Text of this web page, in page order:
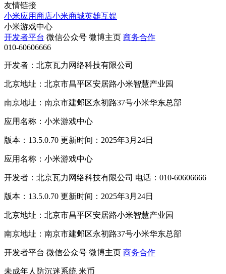
友情链接
小米应用商店小米商城英雄互娱
小米游戏中心
开发者平台 微信公众号 微博主页 商务合作
010-60606666
开发者：北京瓦力网络科技有限公司
北京地址：北京市昌平区安居路小米智慧产业园
南京地址：南京市建邺区永初路37号小米华东总部
应用名称：小米游戏中心
版本：13.5.0.70 更新时间：2025年3月24日
应用名称：小米游戏中心
开发者：北京瓦力网络科技有限公司 电话：010-60606666
版本：13.5.0.70 更新时间：2025年3月24日
北京地址：北京市昌平区安居路小米智慧产业园
南京地址：南京市建邺区永初路37号小米华东总部
开发者平台 微信公众号 微博主页 商务合作
未成年人防沉迷系统 米币